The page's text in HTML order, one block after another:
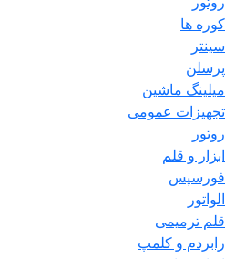
کوره ها
سینتر
پرسلن
میلینگ ماشین
تجهیزات عمومی
روتور
ابزار و قلم
فورسپس
الواتور
قلم ترمیمی
رابردم و کلمپ